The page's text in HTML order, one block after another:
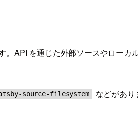
API を通じた外部ソースやローカ
source-filesystem などがあり